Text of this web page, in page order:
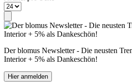
Der blomus Newsletter - Die neusten
Interior + 5% als Dankeschön!
Hier anmelden